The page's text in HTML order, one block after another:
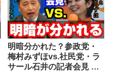
明暗分かれた？参政党・
梅村みずほvs.社民党・ラ
サール石井の記者会見 赤